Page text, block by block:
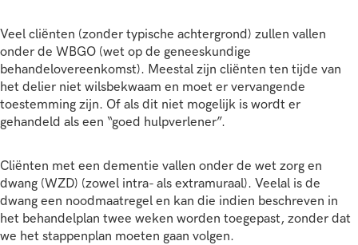
Veel cliënten (zonder typische achtergrond) zullen vallen
onder de WBGO (wet op de geneeskundige
behandelovereenkomst). Meestal zijn cliënten ten tijde van
het delier niet wilsbekwaam en moet er vervangende
toestemming zijn. Of als dit niet mogelijk is wordt er
gehandeld als een “goed hulpverlener”.
Cliënten met een dementie vallen onder de wet zorg en
dwang (WZD) (zowel intra- als extramuraal). Veelal is de
dwang een noodmaatregel en kan die indien beschreven in
het behandelplan twee weken worden toegepast, zonder dat
we het stappenplan moeten gaan volgen.